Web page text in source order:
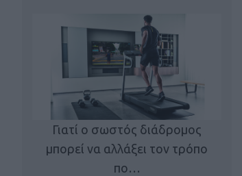
Γιατί ο σωστός διάδρομος
μπορεί να αλλάξει τον τρόπο
πο…